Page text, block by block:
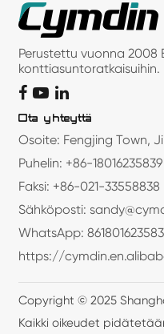
Perustettu vuonna 2008
konttiasuntoratkaisuihin.
Ota yhteyttä
Osoite: Fengjing Town,
Puhelin: +86-18016235839
Faksi: +86-021-33558838
Sähköposti:
WhatsApp:
https://
Copyright © 2025
Kaikki oikeudet